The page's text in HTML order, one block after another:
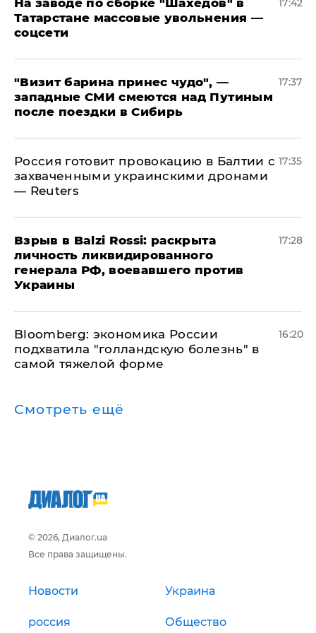
На заводе по сборке "Шахедов" в
Татарстане массовые увольнения —
соцсети
17:42
"Визит барина принес чудо", —
западные СМИ смеются над Путиным
после поездки в Сибирь
17:37
​Россия готовит провокацию в Балтии с
захваченными украинскими дронами
— Reuters
17:35
​Взрыв в Balzi Rossi: раскрыта
личность ликвидированного
генерала РФ, воевавшего против
Украины
17:28
Bloomberg: экономика России
подхватила "голландскую болезнь" в
самой тяжелой форме
16:20
Смотреть ещё
© 2026, Диалог.ua
Все права защищены.
Новости Украина
россия Общество